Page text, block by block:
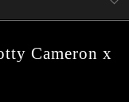
Cameron x